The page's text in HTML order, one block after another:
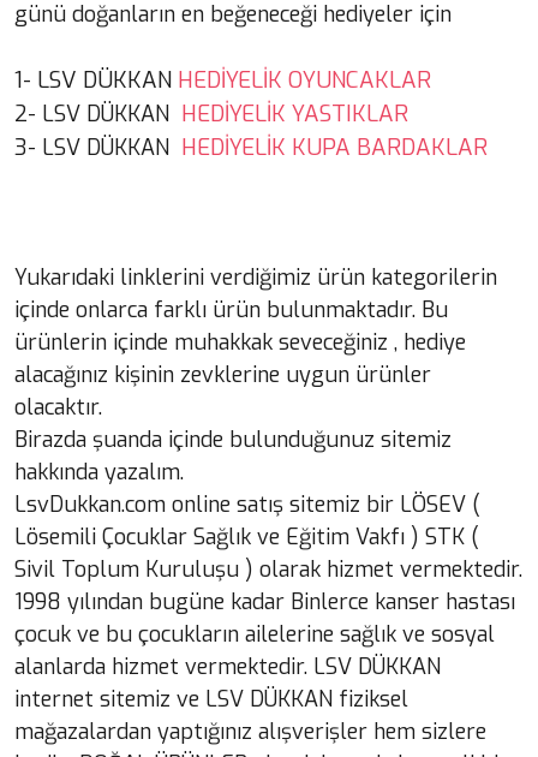
günü doğanların en beğeneceği hediyeler için
1- LSV DÜKKAN HEDİYELİK OYUNCAKLAR
2- LSV DÜKKAN HEDİYELİK YASTIKLAR
3- LSV DÜKKAN HEDİYELİK KUPA BARDAKLAR
Yukarıdaki linklerini verdiğimiz ürün kategorilerin
içinde onlarca farklı ürün bulunmaktadır. Bu
ürünlerin içinde muhakkak seveceğiniz , hediye
alacağınız kişinin zevklerine uygun ürünler
olacaktır.
Birazda şuanda içinde bulunduğunuz sitemiz
hakkında yazalım.
LsvDukkan.com online satış sitemiz bir LÖSEV (
Lösemili Çocuklar Sağlık ve Eğitim Vakfı ) STK (
Sivil Toplum Kuruluşu ) olarak hizmet vermektedir.
1998 yılından bugüne kadar Binlerce kanser hastası
çocuk ve bu çocukların ailelerine sağlık ve sosyal
alanlarda hizmet vermektedir. LSV DÜKKAN
internet sitemiz ve LSV DÜKKAN fiziksel
mağazalardan yaptığınız alışverişler hem sizlere